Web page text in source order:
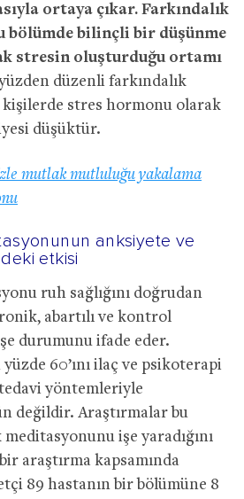
ortaya çıkar. Farkındalık
bölümde bilinçli bir düşünme
stresin oluşturduğu ortamı
düzenli farkındalık
kişilerde stres hormonu olarak
düşüktür.
mutlak mutluluğu yakalama
anksiyete ve
etkisi
ruh sağlığını doğrudan
abartılı ve kontrol
durumunu ifade eder.
60’ını ilaç ve psikoterapi
yöntemleriyle
değildir. Araştırmalar bu
işe yaradığını
araştırma kapsamında
89 hastanın bir bölümüne 8